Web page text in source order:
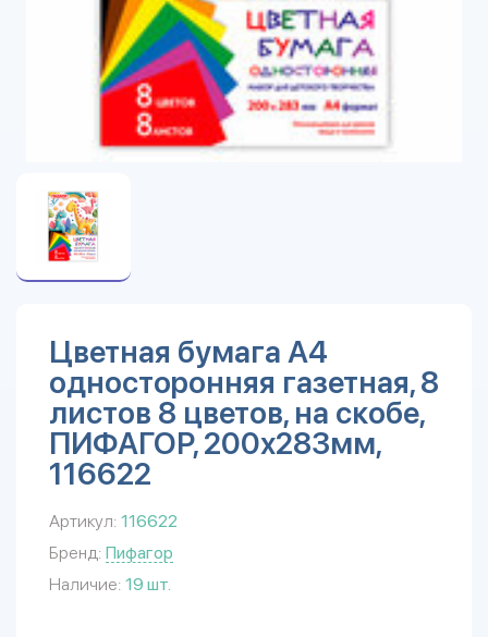
Цветная бумага А4
односторонняя газетная, 8
листов 8 цветов, на скобе,
ПИФАГОР, 200х283мм,
116622
Артикул: 116622
Бренд: Пифагор
Наличие: 19 шт.